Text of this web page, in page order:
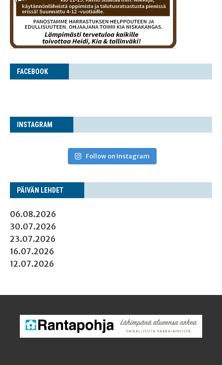
FACE­BOOK
INS­TA­GRAM
Follow on Instagram
PÄI­VÄN LEHDET
06.08.2026
30.07.2026
23.07.2026
16.07.2026
12.07.2026